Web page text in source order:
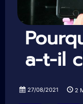
a-t-il
27/08/2021 2